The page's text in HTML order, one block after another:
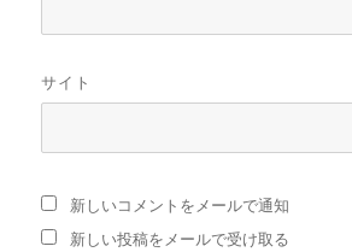
サイト
新しいコメントをメールで通知
新しい投稿をメールで受け取る